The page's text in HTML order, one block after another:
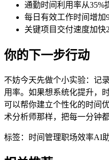
通勤时间利用率从35%
每日有效工作时间增加
关键项目交付速度加快
你的下一步行动
不妨今天先做个小实验：记
用率。如果想系统化提升，
可以帮你建立个性化的时间
术分析师那样，把每一分钟
标签： 时间管理职场效率AI